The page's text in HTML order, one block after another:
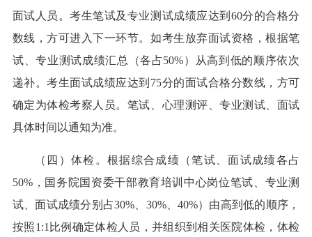
面试人员。考生笔试及专业测试成绩应达到60分的合格分
数线，方可进入下一环节。如考生放弃面试资格，根据笔
试、专业测试成绩汇总（各占50%）从高到低的顺序依次
递补。考生面试成绩应达到75分的面试合格分数线，方可
确定为体检考察人员。笔试、心理测评、专业测试、面试
具体时间以通知为准。
（四）体检。根据综合成绩（笔试、面试成绩各占
50%，国务院国资委干部教育培训中心岗位笔试、专业测
试、面试成绩分别占30%、30%、40%）由高到低的顺序，
按照1:1比例确定体检人员，并组织到相关医院体检，体检